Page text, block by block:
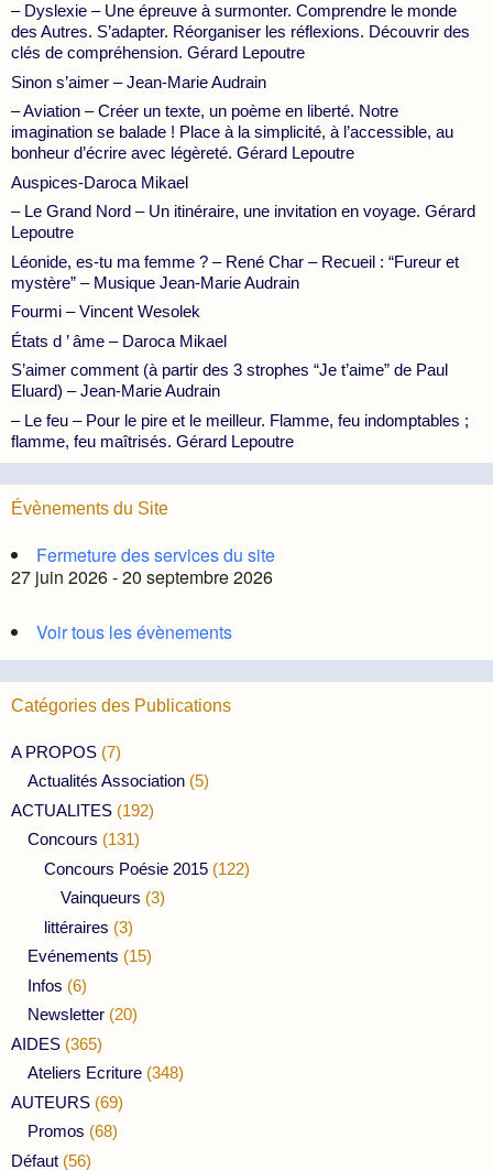
– Dyslexie – Une épreuve à surmonter. Comprendre le monde
des Autres. S’adapter. Réorganiser les réflexions. Découvrir des
clés de compréhension. Gérard Lepoutre
Sinon s’aimer – Jean-Marie Audrain
– Aviation – Créer un texte, un poème en liberté. Notre
imagination se balade ! Place à la simplicité, à l’accessible, au
bonheur d’écrire avec légèreté. Gérard Lepoutre
Auspices-Daroca Mikael
– Le Grand Nord – Un itinéraire, une invitation en voyage. Gérard
Lepoutre
Léonide, es-tu ma femme ? – René Char – Recueil : “Fureur et
mystère” – Musique Jean-Marie Audrain
Fourmi – Vincent Wesolek
États d ’ âme – Daroca Mikael
S’aimer comment (à partir des 3 strophes “Je t’aime” de Paul
Eluard) – Jean-Marie Audrain
– Le feu – Pour le pire et le meilleur. Flamme, feu indomptables ;
flamme, feu maîtrisés. Gérard Lepoutre
Évènements du Site
Fermeture des services du site
27 juin 2026 - 20 septembre 2026
Voir tous les évènements
Catégories des Publications
A PROPOS (7)
Actualités Association (5)
ACTUALITES (192)
Concours (131)
Concours Poésie 2015 (122)
Vainqueurs (3)
littéraires (3)
Evénements (15)
Infos (6)
Newsletter (20)
AIDES (365)
Ateliers Ecriture (348)
AUTEURS (69)
Promos (68)
Défaut (56)